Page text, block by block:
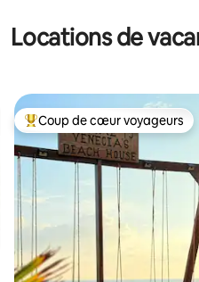
Locations de
Coups de cœur voyageurs
Coup de cœur voyageurs